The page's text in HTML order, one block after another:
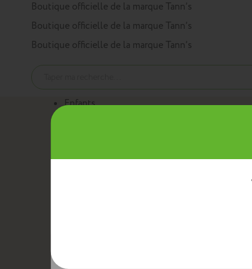
Panneau de gestion des cookies
Boutique officielle de la marque Tann’s
Boutique officielle de la marque Tann’s
Boutique officielle de la marque Tann’s
Enfants
Boîtes à goûterSacs bananesSacs repas